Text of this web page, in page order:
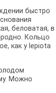
быстро
беловатая, в
Кольцо
как у lepiota
Можно